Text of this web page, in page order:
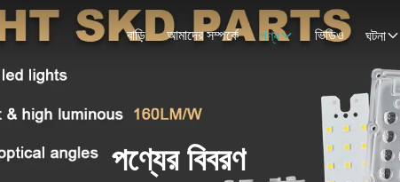
বাড়ি আমাদের সম্পর্কে পণ্য ভিডিও ঘটনা
পণ্যের বিবরণ